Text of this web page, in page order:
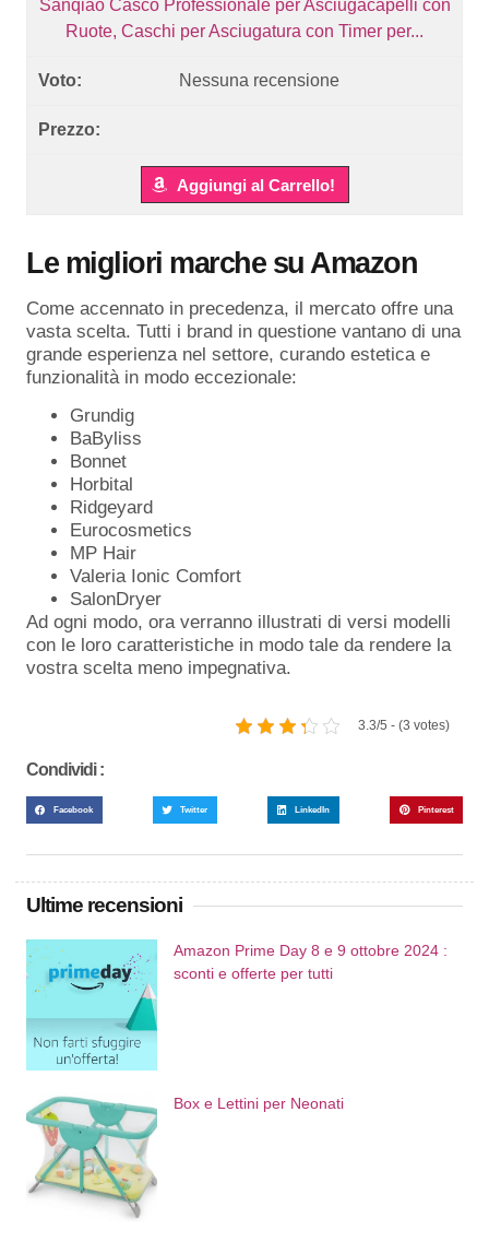
Sanqiao Casco Professionale per Asciugacapelli con
Ruote, Caschi per Asciugatura con Timer per...
Nessuna recensione
Aggiungi al Carrello!
Le migliori marche su Amazon
Come accennato in precedenza, il mercato offre una
vasta scelta. Tutti i brand in questione vantano di una
grande esperienza nel settore, curando estetica e
funzionalità in modo eccezionale:
Grundig
BaByliss
Bonnet
Horbital
Ridgeyard
Eurocosmetics
MP Hair
Valeria Ionic Comfort
SalonDryer
Ad ogni modo, ora verranno illustrati di versi modelli
con le loro caratteristiche in modo tale da rendere la
vostra scelta meno impegnativa.
3.3/5 - (3 votes)
Condividi :
Facebook Twitter LinkedIn Pinterest
Ultime recensioni
Amazon Prime Day 8 e 9 ottobre 2024 :
sconti e offerte per tutti
Box e Lettini per Neonati